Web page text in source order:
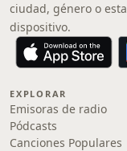
ciudad, género o
dispositivo.
EXPLORAR
Emisoras de radio
Pódcasts
Canciones Populares